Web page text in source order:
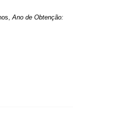
Ano de Obtenção: